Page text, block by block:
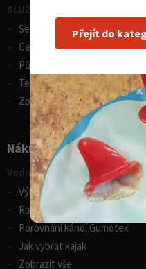
SLUŽBY - zimní sporty
Servis lyží
Celosezonní půjčovna lyží
Půjčovna lyží
Test centrum SPORTEN
Zobrazit vše
Nákupní rádce
Vodní sporty
Výběr pádla na paddleboard
Rozdíly v paddleboardech
Porovnání kánoí Gumotex
Jak vybrat kajak
Zobrazit vše
Přejít do